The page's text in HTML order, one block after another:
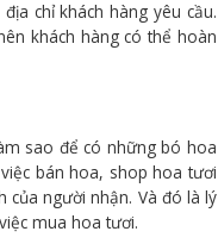
chỉ khách hàng yêu cầu.
khách hàng có thể hoàn
sao để có những bó hoa
bán hoa, shop hoa tươi
của người nhận. Và đó là lý
mua hoa tươi.